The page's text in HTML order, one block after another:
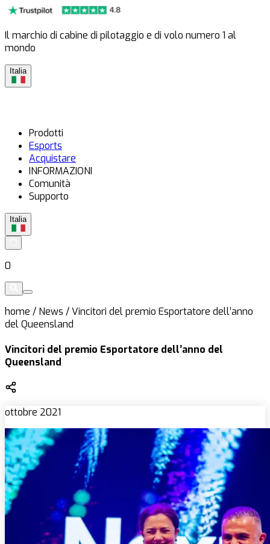
Il marchio di cabine di pilotaggio e di volo numero 1 al
mondo
Italia
Prodotti
Esports
Acquistare
INFORMAZIONI
Comunità
Supporto
Italia
0
home / News /Vincitori del premio Esportatore dell’anno
del Queensland
Vincitori del premio Esportatore dell’anno del
Queensland
ottobre 2021